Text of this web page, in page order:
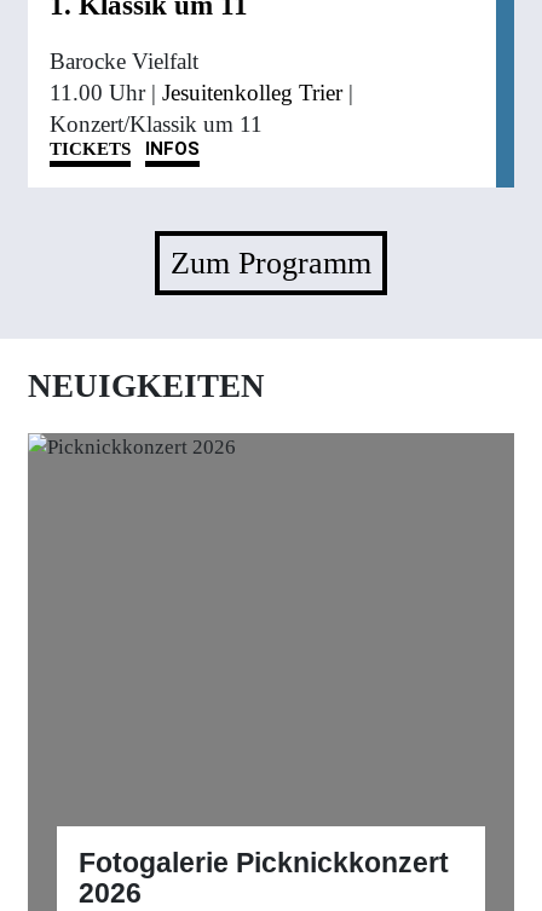
Barocke Vielfalt
11.00 Uhr |Jesuitenkolleg Trier|
Konzert/Klassik um 11
TICKETS INFOS
Zum Programm
NEUIGKEITEN
Fotogalerie Picknickkonzert
2026